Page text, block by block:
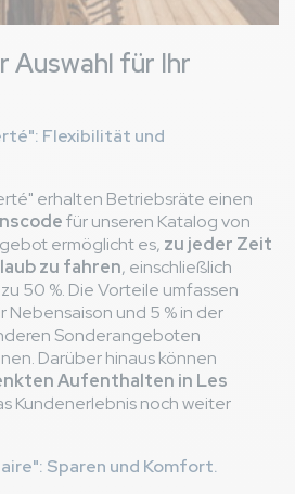
Auswahl für Ihr
Flexibilität und
erhalten Betriebsräte einen
für unseren Katalog von
ermöglicht es, zu jeder Zeit
zu fahren, einschließlich
50 %. Die Vorteile umfassen
Nebensaison und 5 % in der
Sonderangeboten
Darüber hinaus können
Aufenthalten in Les
Kundenerlebnis noch weiter
Sparen und Komfort.